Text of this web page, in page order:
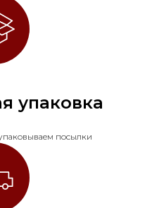
упаковка
посылки